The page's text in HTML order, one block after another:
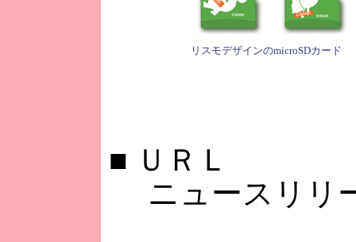
リスモデザインのmicroSDカード
■ ＵＲＬ
ニュースリリ